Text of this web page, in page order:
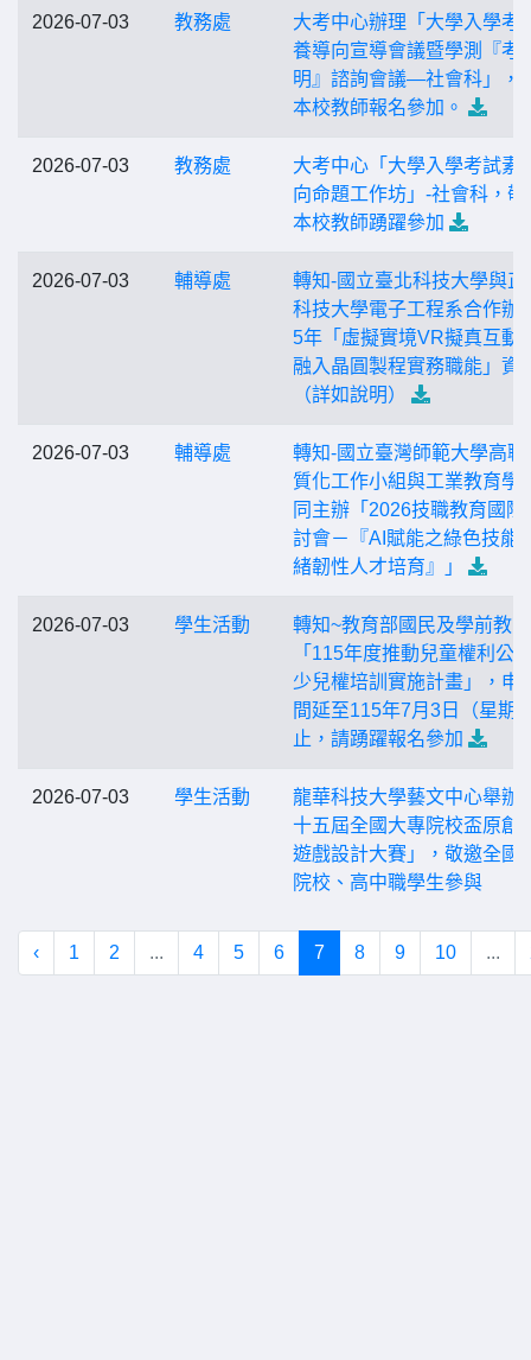
2026-07-03 教務處
大考中心辦理「大學入學考
養導向宣導會議暨學測『考
明』諮詢會議—社會科」，
本校教師報名參加。
2026-07-03 教務處
大考中心「大學入學考試素
向命題工作坊」-社會科，敬
本校教師踴躍參加
2026-07-03 輔導處
轉知-國立臺北科技大學與正
科技大學電子工程系合作辦
5年「虛擬實境VR擬真互動
融入晶圓製程實務職能」資
（詳如說明）
2026-07-03 輔導處
轉知-國立臺灣師範大學高職
質化工作小組與工業教育學
同主辦「2026技職教育國際
討會－『AI賦能之綠色技能
緒韌性人才培育』」
2026-07-03 學生活動
轉知~教育部國民及學前教
「115年度推動兒童權利公
少兒權培訓實施計畫」，申
間延至115年7月3日（星期
止，請踴躍報名參加
2026-07-03 學生活動
龍華科技大學藝文中心舉辦
十五屆全國大專院校盃原創
遊戲設計大賽」，敬邀全國
院校、高中職學生參與
‹ 1 2 ... 4 5 6 7 8 9 10 ...